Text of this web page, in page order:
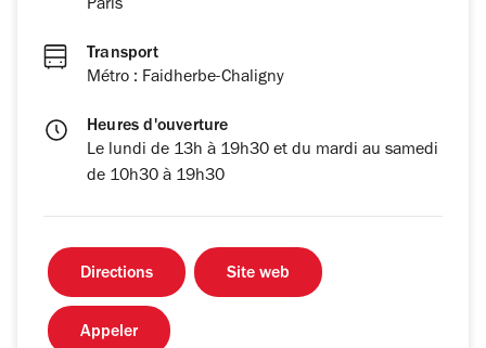
Paris
Transport
Métro : Faidherbe-Chaligny
Heures d'ouverture
Le lundi de 13h à 19h30 et du mardi au samedi
de 10h30 à 19h30
Directions Site web
Appeler